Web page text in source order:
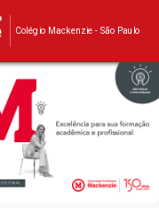
Colégio Mackenzie - São Paulo